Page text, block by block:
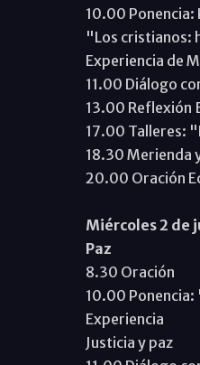
10.00 Ponencia:
"Los cristianos:
Experiencia de
11.00 Diálogo
13.00 Reflexión
17.00 Talleres:
18.30 Merienda
20.00 Oración
Miércoles 2 de
Paz
8.30 Oración
10.00
Experiencia
Justicia y paz